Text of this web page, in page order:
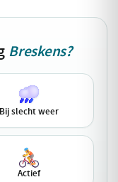
Breskens?
Bij slecht weer
Actief